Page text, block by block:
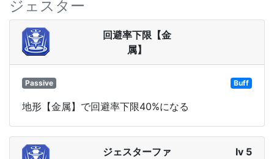
ジェスター
回避率下限【金
属】
Passive Buff
地形【金属】で回避率下限40%になる
ジェスターファ
lv 5